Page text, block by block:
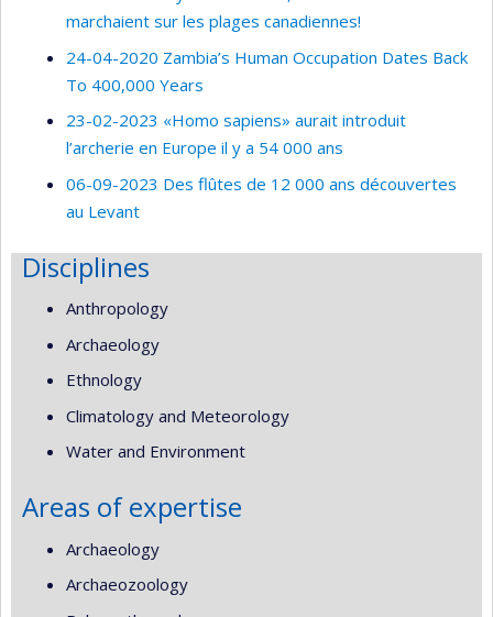
marchaient sur les plages canadiennes!
24-04-2020 Zambia’s Human Occupation Dates Back
To 400,000 Years
23-02-2023 «Homo sapiens» aurait introduit
l’archerie en Europe il y a 54 000 ans
06-09-2023 Des flûtes de 12 000 ans découvertes
au Levant
Disciplines
Anthropology
Archaeology
Ethnology
Climatology and Meteorology
Water and Environment
Areas of expertise
Archaeology
Archaeozoology